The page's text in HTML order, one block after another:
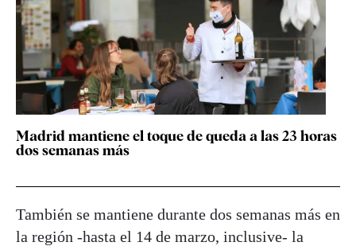
Madrid mantiene el toque de queda a las 23 horas
dos semanas más
También se mantiene durante dos semanas más en
la región -hasta el 14 de marzo, inclusive- la